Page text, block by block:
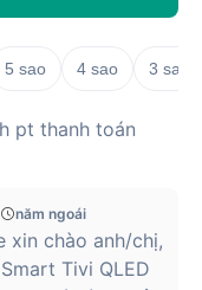
5 sao 4 sao 3 sao
pt thanh toán
năm ngoái
xin chào anh/chị,
Tivi QLED